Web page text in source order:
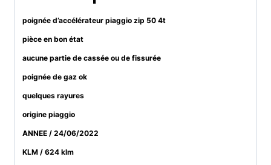
poignée d’accélérateur piaggio zip 50 4t
pièce en bon état
aucune partie de cassée ou de fissurée
poignée de gaz ok
quelques rayures
origine piaggio
ANNEE / 24/06/2022
KLM / 624 klm